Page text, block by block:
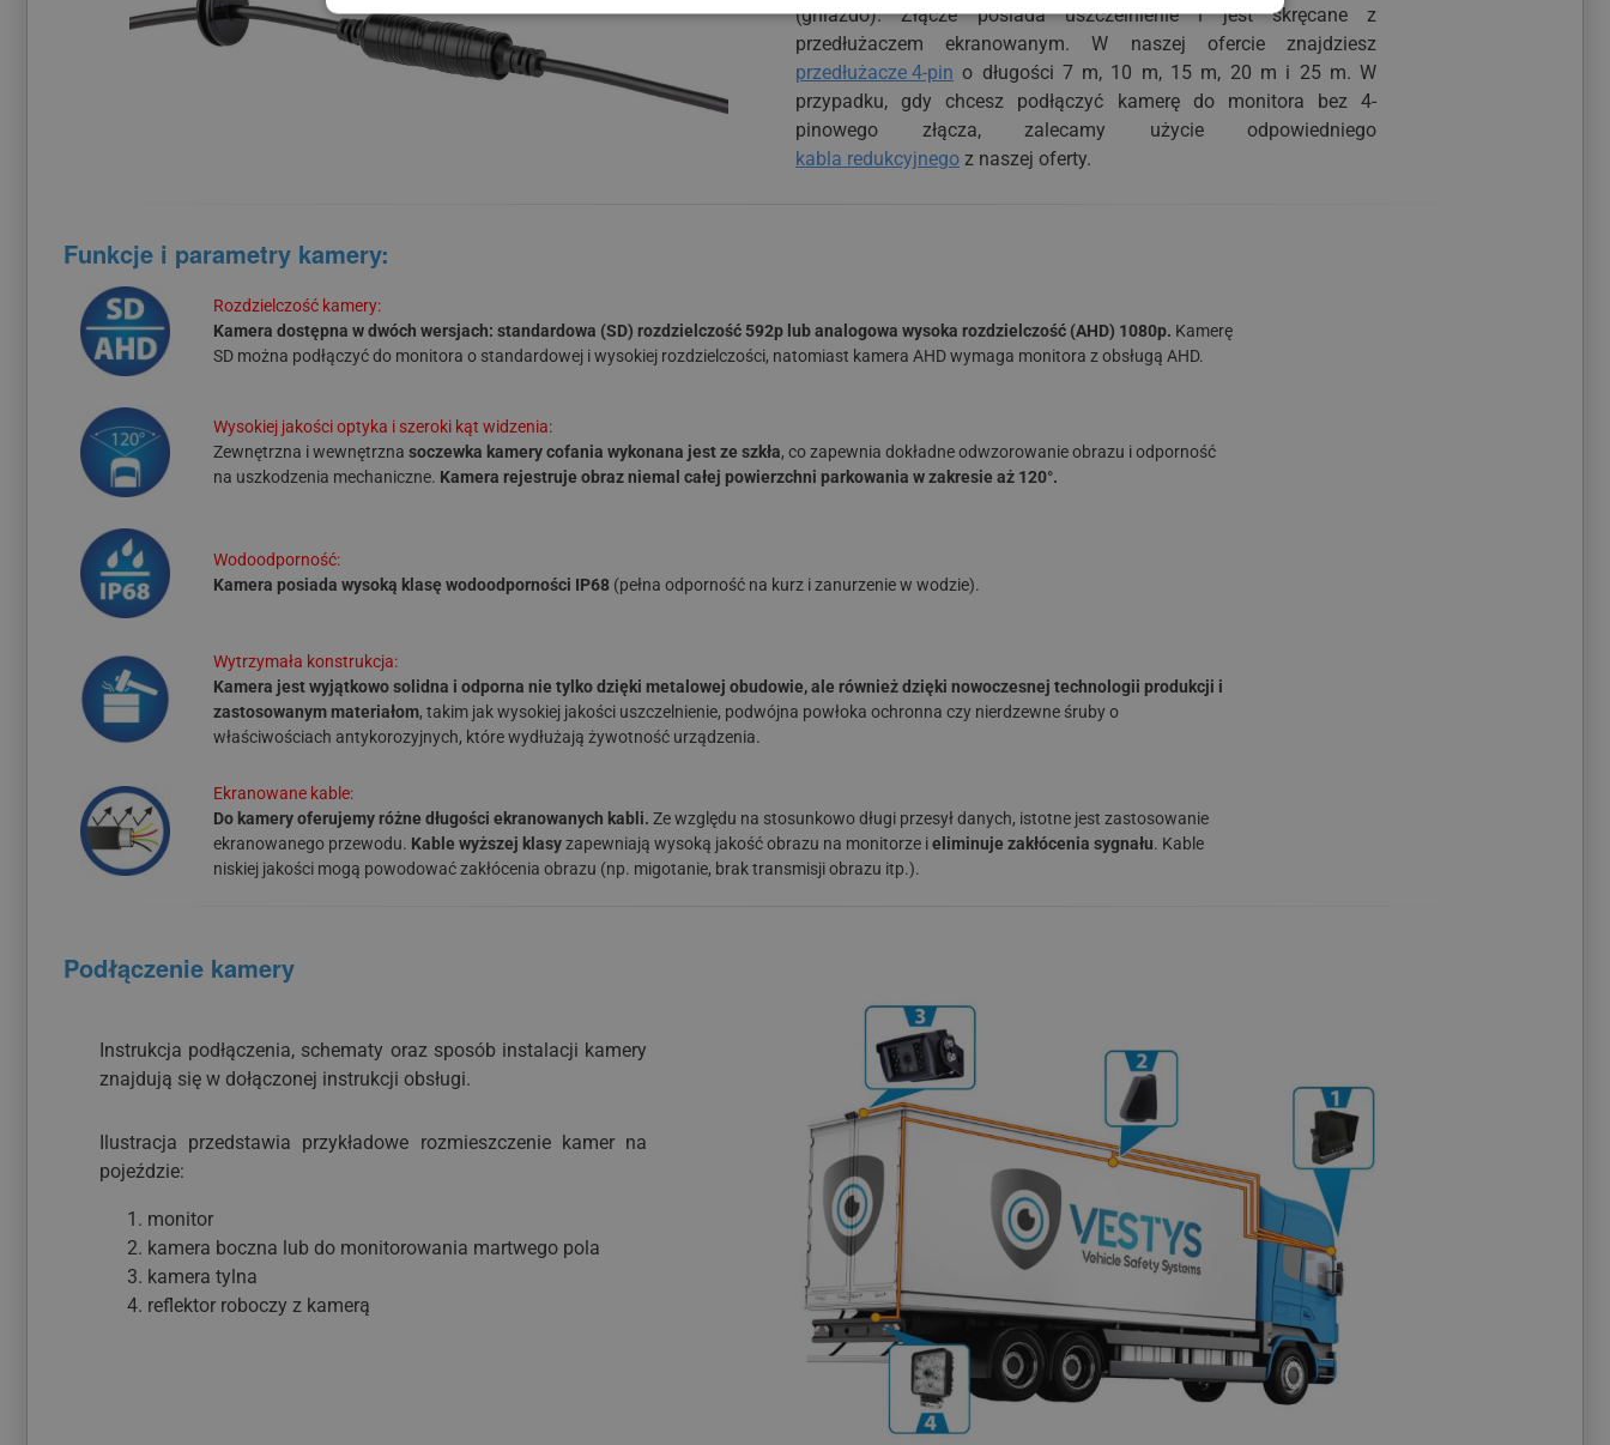
(gniazdo). Złącze posiada uszczelnienie i jest skręcane z
przedłużaczem ekranowanym. W naszej ofercie znajdziesz
przedłużacze 4-pin o długości 7 m, 10 m, 15 m, 20 m i 25 m. W
przypadku, gdy chcesz podłączyć kamerę do monitora bez 4-
pinowego złącza, zalecamy użycie odpowiedniego
kabla redukcyjnego z naszej oferty.
Funkcje i parametry kamery:
Rozdzielczość kamery:
Kamera dostępna w dwóch wersjach: standardowa (SD) rozdzielczość 592p lub analogowa wysoka rozdzielczość (AHD) 1080p. Kamerę
SD można podłączyć do monitora o standardowej i wysokiej rozdzielczości, natomiast kamera AHD wymaga monitora z obsługą AHD.
Wysokiej jakości optyka i szeroki kąt widzenia:
Zewnętrzna i wewnętrzna soczewka kamery cofania wykonana jest ze szkła, co zapewnia dokładne odwzorowanie obrazu i odporność
na uszkodzenia mechaniczne. Kamera rejestruje obraz niemal całej powierzchni parkowania w zakresie aż 120°.
Wodoodporność:
Kamera posiada wysoką klasę wodoodporności IP68(pełna odporność na kurz i zanurzenie w wodzie).
Wytrzymała konstrukcja:
Kamera jest wyjątkowo solidna i odporna nie tylko dzięki metalowej obudowie, ale również dzięki nowoczesnej technologii produkcji i
zastosowanym materiałom, takim jak wysokiej jakości uszczelnienie, podwójna powłoka ochronna czy nierdzewne śruby o
właściwościach antykorozyjnych, które wydłużają żywotność urządzenia.
Ekranowane kable:
Do kamery oferujemy różne długości ekranowanych kabli. Ze względu na stosunkowo długi przesył danych, istotne jest zastosowanie
ekranowanego przewodu. Kable wyższej klasyzapewniają wysoką jakość obrazu na monitorze ieliminuje zakłócenia sygnału. Kable
niskiej jakości mogą powodować zakłócenia obrazu (np. migotanie, brak transmisji obrazu itp.).
Podłączenie kamery
Instrukcja podłączenia, schematy oraz sposób instalacji kamery
znajdują się w dołączonej instrukcji obsługi.
Ilustracja przedstawia przykładowe rozmieszczenie kamer na
pojeździe:
monitor
kamera boczna lub do monitorowania martwego pola
kamera tylna
reflektor roboczy z kamerą